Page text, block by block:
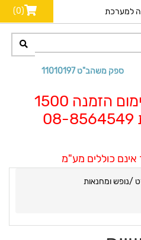
למערכת (0)
ספק משהב"ט 11010197
שים לב! מינימום הזמנה 1500
כוללים מע"מ
/נופש ומחנאות